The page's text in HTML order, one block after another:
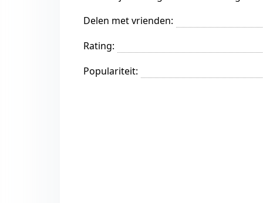
Delen met vrienden:
Rating:
Populariteit: